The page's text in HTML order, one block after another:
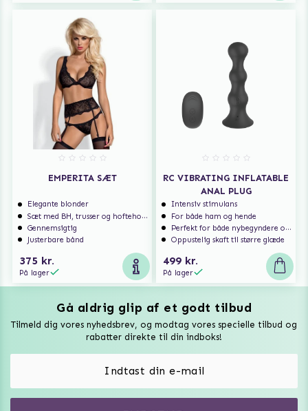
EMPERITA SÆT
Elegante blonder
Sæt med BH, trusser og hofteholder
Gennemsigtig
Justerbare bånd
375 kr.
På lager
RC VIBRATING INFLATABLE
ANAL PLUG
Intensiv stimulans
For både ham og hende
Perfekt for både nybegyndere og erfarne brugere
Oppustelig skaft til større glæde
499 kr.
På lager
Gå aldrig glip af et godt tilbud
Tilmeld dig vores nyhedsbrev, og modtag vores specielle tilbud og
rabatter direkte til din indboks!
Vuxen Magazine
Vibratorer